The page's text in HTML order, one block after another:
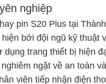
nghiệp
pin S20 Plus tại
bởi đội ngũ kỹ thuật
dụng trang thiết bị hiện
ngặt về an toàn
viên tiếp nhận điện